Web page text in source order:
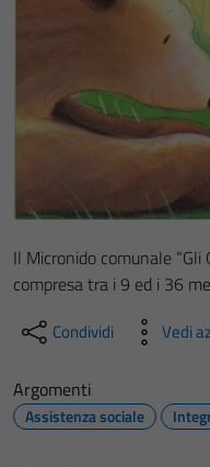
Il Micronido comunale
compresa tra i 9 ed i 36
Condividi Vedi
Argomenti
Assistenza sociale